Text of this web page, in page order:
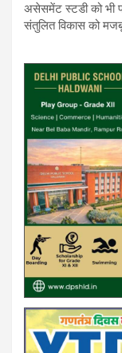
असेसमेंट स्टडी को भी
संतुलित विकास को